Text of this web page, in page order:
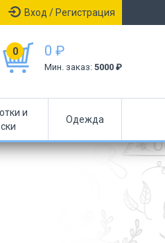
Вход / Регистрация
0 0 ₽
Мин. заказ: 5000 ₽
и
Одежда